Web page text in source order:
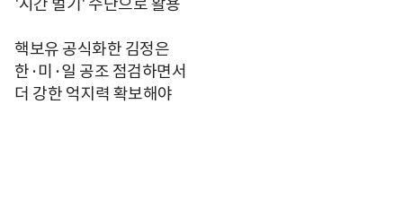
핵보유 공식화한 김정은
한·미·일 공조 점검하면서
더 강한 억지력 확보해야